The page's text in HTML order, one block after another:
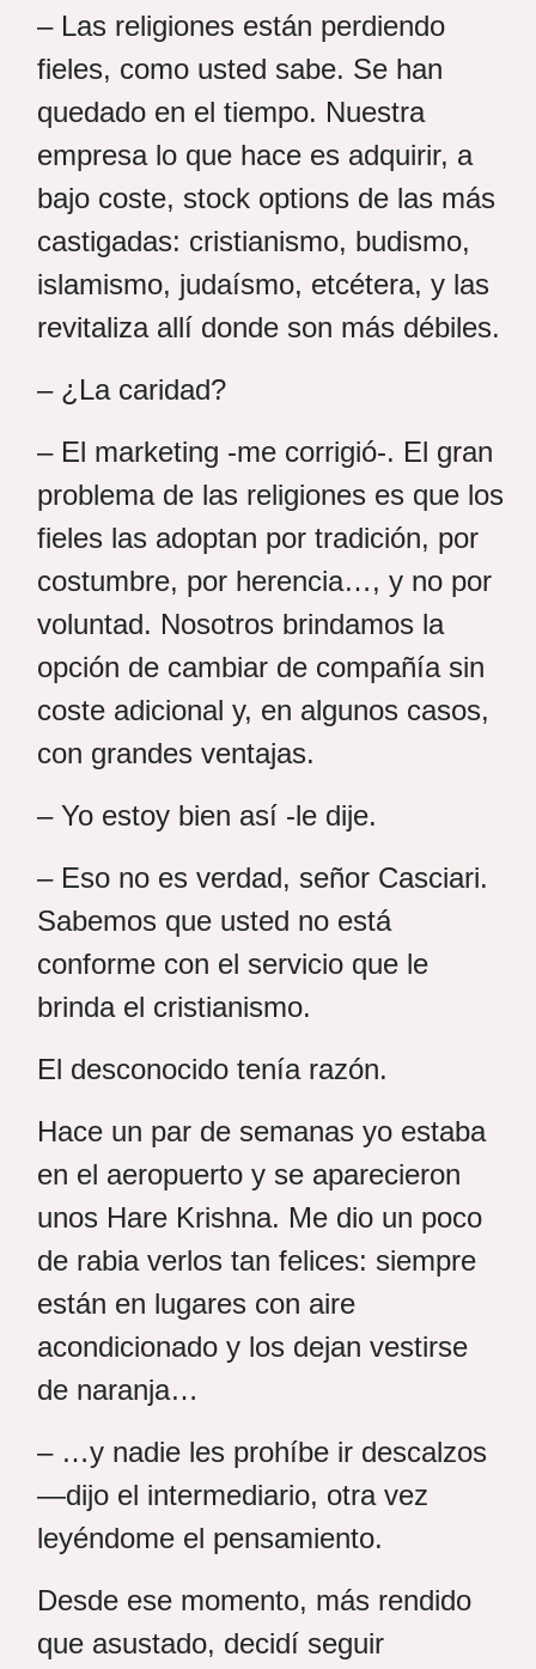
– Las religiones están perdiendo
fieles, como usted sabe. Se han
quedado en el tiempo. Nuestra
empresa lo que hace es adquirir, a
bajo coste, stock options de las más
castigadas: cristianismo, budismo,
islamismo, judaísmo, etcétera, y las
revitaliza allí donde son más débiles.
– ¿La caridad?
– El marketing -me corrigió-. El gran
problema de las religiones es que los
fieles las adoptan por tradición, por
costumbre, por herencia…, y no por
voluntad. Nosotros brindamos la
opción de cambiar de compañía sin
coste adicional y, en algunos casos,
con grandes ventajas.
– Yo estoy bien así -le dije.
– Eso no es verdad, señor Casciari.
Sabemos que usted no está
conforme con el servicio que le
brinda el cristianismo.
El desconocido tenía razón.
Hace un par de semanas yo estaba
en el aeropuerto y se aparecieron
unos Hare Krishna. Me dio un poco
de rabia verlos tan felices: siempre
están en lugares con aire
acondicionado y los dejan vestirse
de naranja…
– …y nadie les prohíbe ir descalzos
—dijo el intermediario, otra vez
leyéndome el pensamiento.
Desde ese momento, más rendido
que asustado, decidí seguir